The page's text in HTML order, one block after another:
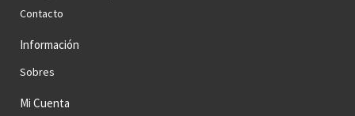
Contacto
Información
Sobres
Mi Cuenta